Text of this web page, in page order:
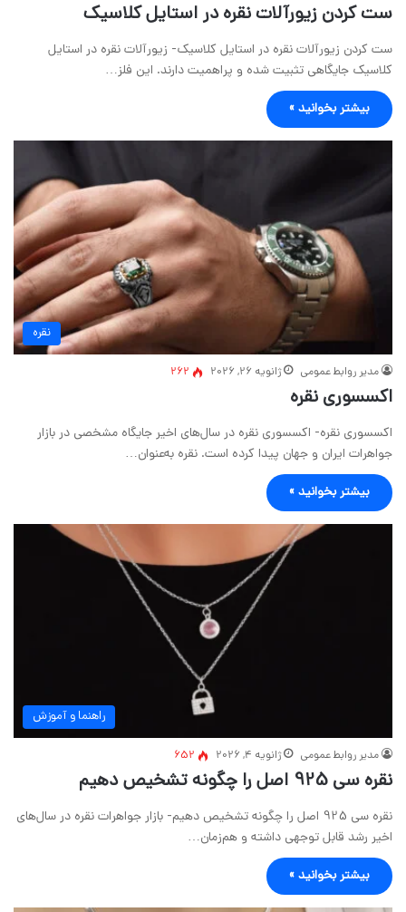
ست کردن زیورآلات نقره در استایل کلاسیک
ست کردن زیورآلات نقره در استایل کلاسیک- زیورآلات نقره در استایل
کلاسیک جایگاهی تثبیت شده و پراهمیت دارند. این فلز…
بیشتر بخوانید »
نقره
مدیر روابط عمومی ژانویه 26, 2026 262
اکسسوری نقره
اکسسوری نقره- اکسسوری نقره در سال‌های اخیر جایگاه مشخصی در بازار
جواهرات ایران و جهان پیدا کرده است. نقره به‌عنوان…
بیشتر بخوانید »
راهنما و آموزش
مدیر روابط عمومی ژانویه 4, 2026 652
نقره سی 925 اصل را چگونه تشخیص دهیم
نقره سی 925 اصل را چگونه تشخیص دهیم- بازار جواهرات نقره در سال‌های
اخیر رشد قابل توجهی داشته و هم‌زمان…
بیشتر بخوانید »